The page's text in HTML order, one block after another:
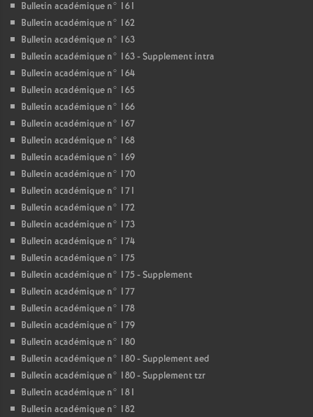
Bulletin académique n° 161
Bulletin académique n° 162
Bulletin académique n° 163
Bulletin académique n° 163 - Supplement intra
Bulletin académique n° 164
Bulletin académique n° 165
Bulletin académique n° 166
Bulletin académique n° 167
Bulletin académique n° 168
Bulletin académique n° 169
Bulletin académique n° 170
Bulletin académique n° 171
Bulletin académique n° 172
Bulletin académique n° 173
Bulletin académique n° 174
Bulletin académique n° 175
Bulletin académique n° 175 - Supplement
Bulletin académique n° 177
Bulletin académique n° 178
Bulletin académique n° 179
Bulletin académique n° 180
Bulletin académique n° 180 - Supplement aed
Bulletin académique n° 180 - Supplement tzr
Bulletin académique n° 181
Bulletin académique n° 182